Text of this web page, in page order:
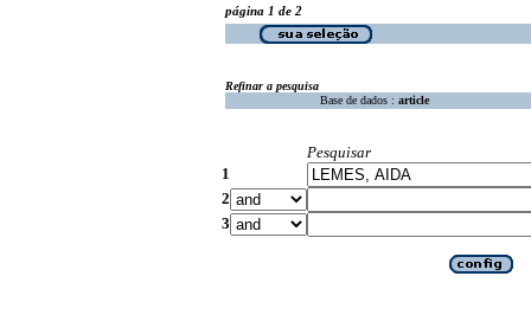
página 1 de 2
Refinar a pesquisa
Base de dados : article
Pesquisar
1
2
3